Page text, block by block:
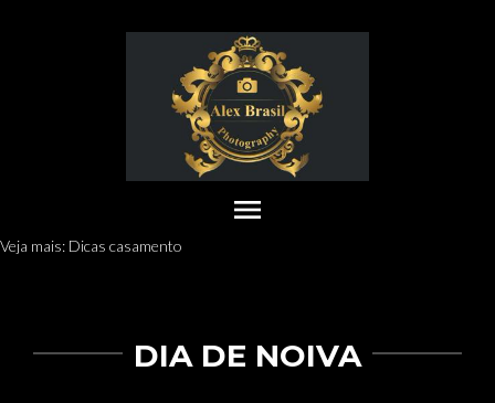
menu
Veja mais: Dicas casamento
DIA DE NOIVA